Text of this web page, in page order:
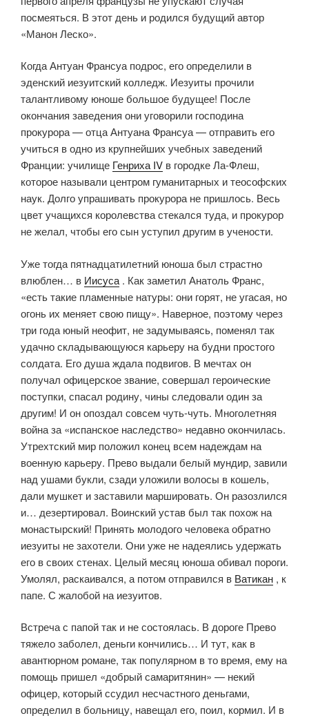
посмеяться. В этот день и родился будущий автор
«Манон Леско».
Когда Антуан Франсуа подрос, его определили в
эденский иезуитский колледж. Иезуиты прочили
талантливому юноше большое будущее! После
окончания заведения они уговорили господина
прокурора — отца Антуана Франсуа — отправить его
учиться в одно из крупнейших учебных заведений
Франции: училище Генриха IV в городке Ла-Флеш,
которое называли центром гуманитарных и теософских
наук. Долго упрашивать прокурора не пришлось. Весь
цвет учащихся королевства стекался туда, и прокурор
не желал, чтобы его сын уступил другим в учености.
Уже тогда пятнадцатилетний юноша был страстно
влюблен… в Иисуса . Как заметил Анатоль Франс,
«есть такие пламенные натуры: они горят, не угасая, но
огонь их меняет свою пищу». Наверное, поэтому через
три года юный неофит, не задумываясь, поменял так
удачно складывающуюся карьеру на будни простого
солдата. Его душа ждала подвигов. В мечтах он
получал офицерское звание, совершал героические
поступки, спасал родину, чины следовали один за
другим! И он опоздал совсем чуть-чуть. Многолетняя
война за «испанское наследство» недавно окончилась.
Утрехтский мир положил конец всем надеждам на
военную карьеру. Прево выдали белый мундир, завили
над ушами букли, сзади уложили волосы в кошель,
дали мушкет и заставили маршировать. Он разозлился
и… дезертировал. Воинский устав был так похож на
монастырский! Принять молодого человека обратно
иезуиты не захотели. Они уже не надеялись удержать
его в своих стенах. Целый месяц юноша обивал пороги.
Умолял, раскаивался, а потом отправился в Ватикан , к
папе. С жалобой на иезуитов.
Встреча с папой так и не состоялась. В дороге Прево
тяжело заболел, деньги кончились… И тут, как в
авантюрном романе, так популярном в то время, ему на
помощь пришел «добрый самаритянин» — некий
офицер, который ссудил несчастного деньгами,
определил в больницу, навещал его, поил, кормил. И в